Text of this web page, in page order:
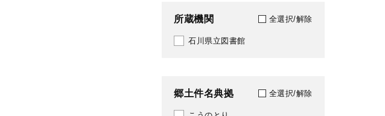
1948
1949
1951
211
214
222
所蔵機関 全選択/解除
石川県立図書館
郷土件名典拠 全選択/解除